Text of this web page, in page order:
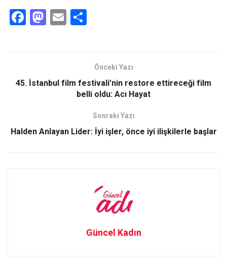
F
o
M
d
E
Önceki Yazı
45. İstanbul film festivali’nin restore ettireceği film
belli oldu: Acı Hayat
Sonraki Yazı
Halden Anlayan Lider: İyi işler, önce iyi ilişkilerle başlar
Güncel Kadın